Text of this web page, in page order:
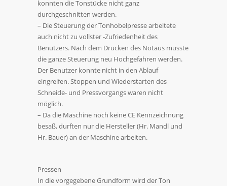
konnten die Tonstücke nicht ganz
durchgeschnitten werden.
– Die Steuerung der Tonhobelpresse arbeitete
auch nicht zu vollster -Zufriedenheit des
Benutzers. Nach dem Drücken des Notaus musste
die ganze Steuerung neu Hochgefahren werden.
Der Benutzer konnte nicht in den Ablauf
eingreifen. Stoppen und Wiederstarten des
Schneide- und Pressvorgangs waren nicht
möglich.
– Da die Maschine noch keine CE Kennzeichnung
besaß, durften nur die Hersteller (Hr. Mandl und
Hr. Bauer) an der Maschine arbeiten.
Pressen
In die vorgegebene Grundform wird der Ton